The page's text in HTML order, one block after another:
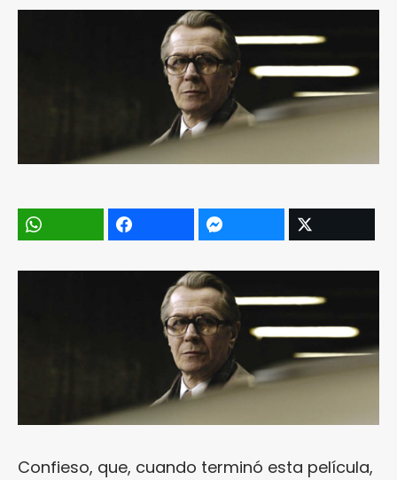
Confieso, que, cuando terminó esta película,